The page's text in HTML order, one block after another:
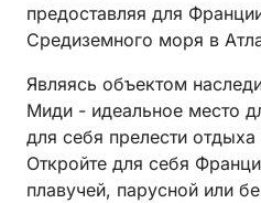
предоставляя для
Средиземного моря в
Являясь объектом
Миди - идеальное место
для себя прелести
Откройте для себя
плавучей, парусной или